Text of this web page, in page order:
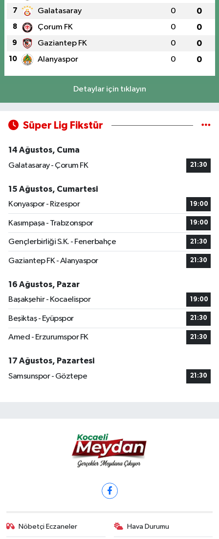
7 Galatasaray 0 0
8 Çorum FK 0 0
9 Gaziantep FK 0 0
10 Alanyaspor 0 0
Detaylar için tıklayın
Süper Lig Fikstür
14 Ağustos, Cuma
Galatasaray - Çorum FK
21:30
15 Ağustos, Cumartesi
Konyaspor - Rizespor
19:00
Kasımpaşa - Trabzonspor 19:00
Gençlerbirliği S.K. - Fenerbahçe 21:30
Gaziantep FK - Alanyaspor 21:30
16 Ağustos, Pazar
Başakşehir - Kocaelispor
19:00
Beşiktaş - Eyüpspor 21:30
Amed - Erzurumspor FK 21:30
17 Ağustos, Pazartesi
Samsunspor - Göztepe
21:30
Nöbetçi Eczaneler Hava Durumu